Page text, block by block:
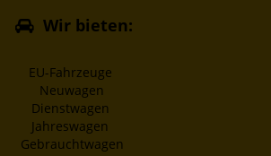
Wir bieten:
EU-Fahrzeuge
Neuwagen
Dienstwagen
Jahreswagen
Gebrauchtwagen